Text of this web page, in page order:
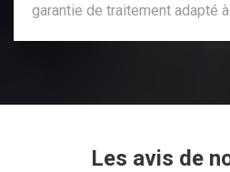
garantie de traitement adapté
Les avis de